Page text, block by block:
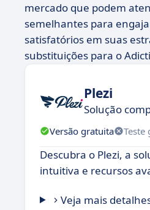
mercado que podem
semelhantes para
satisfatórios em suas
substituições para o
Plezi
Solução
Versão gratuita Teste
Descubra o Plezi, a
intuitiva e recursos
Veja mais